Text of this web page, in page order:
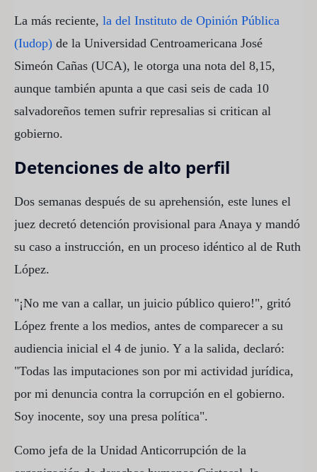
La más reciente, la del Instituto de Opinión Pública
(Iudop) de la Universidad Centroamericana José
Simeón Cañas (UCA), le otorga una nota del 8,15,
aunque también apunta a que casi seis de cada 10
salvadoreños temen sufrir represalias si critican al
gobierno.
Detenciones de alto perfil
Dos semanas después de su aprehensión, este lunes el
juez decretó detención provisional para Anaya y mandó
su caso a instrucción, en un proceso idéntico al de Ruth
López.
"¡No me van a callar, un juicio público quiero!", gritó
López frente a los medios, antes de comparecer a su
audiencia inicial el 4 de junio. Y a la salida, declaró:
"Todas las imputaciones son por mi actividad jurídica,
por mi denuncia contra la corrupción en el gobierno.
Soy inocente, soy una presa política".
Como jefa de la Unidad Anticorrupción de la